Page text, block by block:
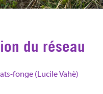
du réseau
fonge (Lucile Vahé)